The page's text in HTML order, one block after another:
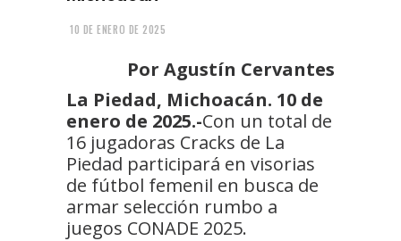
10 DE ENERO DE 2025
Por Agustín Cervantes
La Piedad, Michoacán. 10 de
enero de 2025.-Con un total de
16 jugadoras Cracks de La
Piedad participará en visorias
de fútbol femenil en busca de
armar selección rumbo a
juegos CONADE 2025.